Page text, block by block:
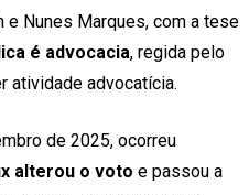
e Nunes Marques, com a tese
é advocacia, regida pelo
atividade advocatícia.
de 2025, ocorreu
alterou o voto e passou a